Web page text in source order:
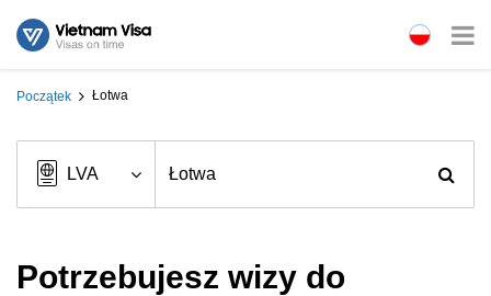
Początek Łotwa
Potrzebujesz wizy do